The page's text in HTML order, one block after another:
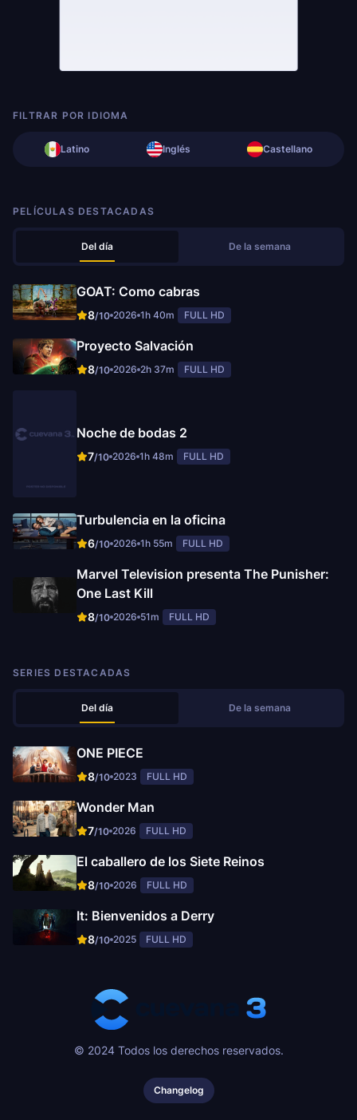
FILTRAR POR IDIOMA
Latino Inglés Castellano
PELÍCULAS DESTACADAS
Del día De la semana
GOAT: Como cabras
8/10 2026 1h 40m FULL HD
Proyecto Salvación
8/10 2026 2h 37m FULL HD
Noche de bodas 2
7/10 2026 1h 48m FULL HD
Turbulencia en la oficina
6/10 2026 1h 55m FULL HD
Marvel Television presenta The Punisher:
One Last Kill
8/10 2026 51m FULL HD
SERIES DESTACADAS
Del día De la semana
ONE PIECE
8/10 2023 FULL HD
Wonder Man
7/10 2026 FULL HD
El caballero de los Siete Reinos
8/10 2026 FULL HD
It: Bienvenidos a Derry
8/10 2025 FULL HD
© 2024 Todos los derechos reservados.
Changelog